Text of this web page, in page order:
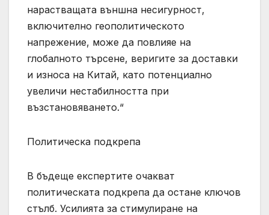
нарастващата външна несигурност,
включително геополитическото
напрежение, може да повлияе на
глобалното търсене, веригите за доставки
и износа на Китай, като потенциално
увеличи нестабилността при
възстановяването.“
Политическа подкрепа
В бъдеще експертите очакват
политическата подкрепа да остане ключов
стълб. Усилията за стимулиране на